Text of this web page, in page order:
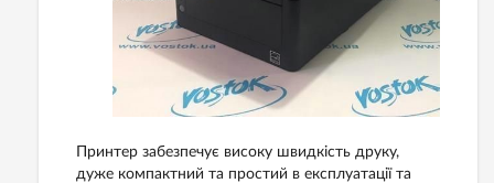
Принтер забезпечує високу швидкість друку,
дуже компактний та простий в експлуатації та